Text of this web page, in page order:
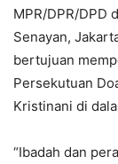
MPR/DPR/DPD
Senayan,
bertujuan
Persekutuan
Kristinani di
“Ibadah dan